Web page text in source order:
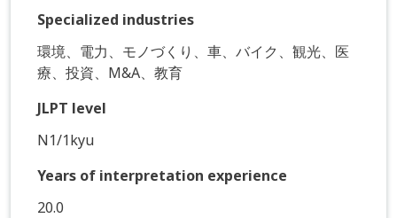
Specialized industries
環境、電力、モノづくり、車、バイク、観光、医
療、投資、M&A、教育
JLPT level
N1/1kyu
Years of interpretation experience
20.0